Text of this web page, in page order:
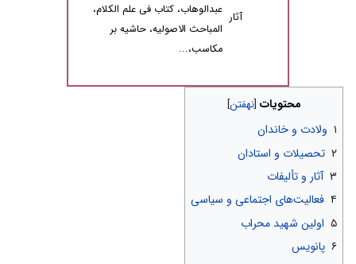
آثار
عبدالوهاب، کتاب فی علم الکلام،
المباحث الاصولیه، حاشیه بر
مکاسب،...
محتویات
۱ ولادت و خاندان
۲ تحصیلات و استادان
۳ آثار و تألیفات
۴ فعالیت‌های اجتماعی و سیاسی
۵ اولین شهید محراب
۶ پانویس